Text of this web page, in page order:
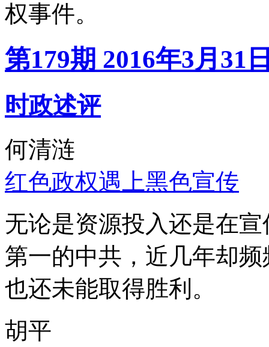
权事件。
第179期 2016年3月31
时政述评
何清涟
红色政权遇上黑色宣传
无论是资源投入还是在
第一的中共，近几年却
也还未能取得胜利。
胡平